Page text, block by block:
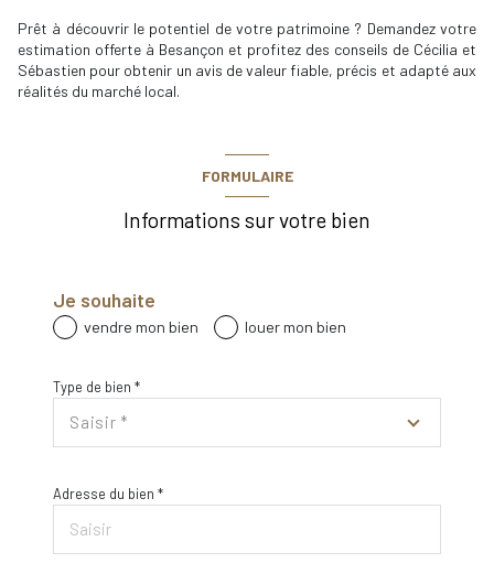
Prêt à découvrir le potentiel de votre patrimoine ? Demandez votre
estimation offerte à Besançon et profitez des conseils de Cécilia et
Sébastien pour obtenir un avis de valeur fiable, précis et adapté aux
réalités du marché local.
FORMULAIRE
Informations sur votre bien
Je souhaite
vendre mon bien louer mon bien
Type de bien *
Saisir *
Adresse du bien *